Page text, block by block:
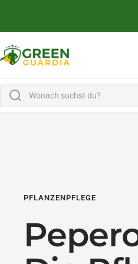
Green Guardia - Ihr Experte für
PFLANZENPFLEGE